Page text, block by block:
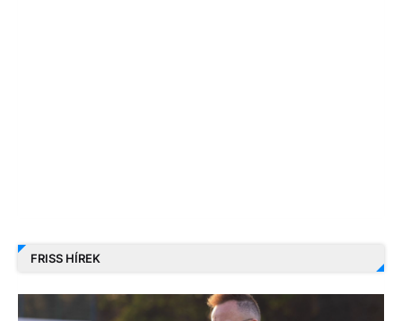
FRISS HÍREK